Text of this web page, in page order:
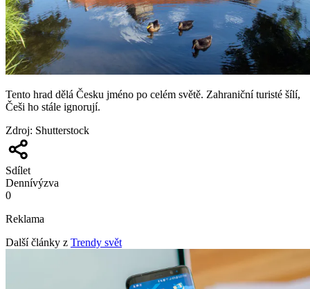
Tento hrad dělá Česku jméno po celém světě. Zahraniční turisté šílí,
Češi ho stále ignorují.
Zdroj: Shutterstock
Sdílet
Dennívýzva
0
Reklama
Další články z Trendy svět